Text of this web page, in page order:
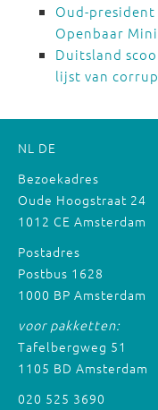
Oud-
Openbaar
Duitsland
lijst van
NL DE
Bezoekadres
Oude Hoogstraat 24
1012 CE Amsterdam
Postadres
Postbus 1628
1000 BP Amsterdam
voor pakketten:
Tafelbergweg 51
1105 BD Amsterdam
020 525 3690